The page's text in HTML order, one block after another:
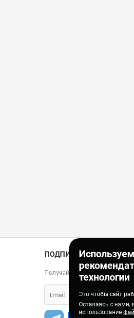
технологии
Это чтобы сайт
Оставаясь с нами,
использование
ПОДПИСКА
Получайте только полезные